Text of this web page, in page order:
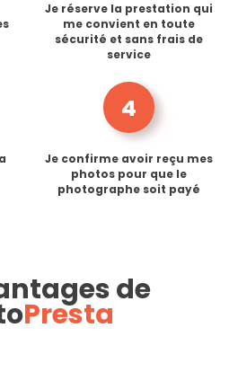
Je réserve la prestation qui
me convient en toute
sécurité et sans frais de
service
4
Je confirme avoir reçu mes
photos pour que le
photographe soit payé
de
Presta